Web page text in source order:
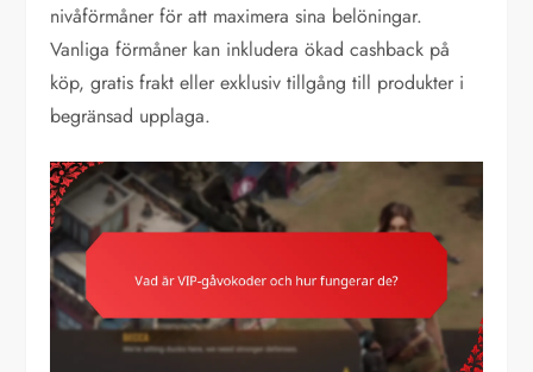
nivåförmåner för att maximera sina belöningar.
Vanliga förmåner kan inkludera ökad cashback på
köp, gratis frakt eller exklusiv tillgång till produkter i
begränsad upplaga.